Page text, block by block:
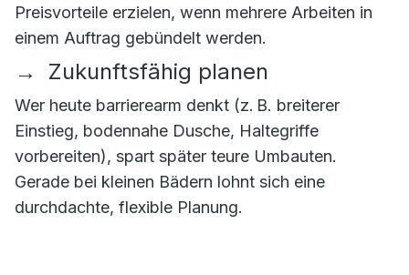
Preisvorteile erzielen, wenn mehrere Arbeiten in
einem Auftrag gebündelt werden.
→ Zukunftsfähig planen
Wer heute barrierearm denkt (z. B. breiterer
Einstieg, bodennahe Dusche, Haltegriffe
vorbereiten), spart später teure Umbauten.
Gerade bei kleinen Bädern lohnt sich eine
durchdachte, flexible Planung.